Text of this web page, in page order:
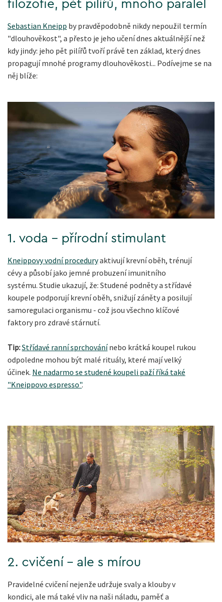
filozofie, pět pilířů, mnoho paralel
Sebastian Kneipp by pravděpodobně nikdy nepoužil termín
"dlouhověkost", a přesto je jeho učení dnes aktuálnější než
kdy jindy: jeho pět pilířů tvoří právě ten základ, který dnes
propagují mnohé programy dlouhověkosti... Podívejme se na
něj blíže:
1. voda - přírodní stimulant
Kneippovy vodní proceduryaktivují krevní oběh, trénují
cévy a působí jako jemné probuzení imunitního
systému. Studie ukazují, že: Studené podněty a střídavé
koupele podporují krevní oběh, snižují záněty a posilují
samoregulaci organismu - což jsou všechno klíčové
faktory pro zdravé stárnutí.
Tip:Střídavé ranní sprchovánínebo krátká koupel rukou
odpoledne mohou být malé rituály, které mají velký
účinek. Ne nadarmo se studené koupeli paží říká také
"Kneippovo espresso".
2. cvičení - ale s mírou
Pravidelné cvičení nejenže udržuje svaly a klouby v
kondici, ale má také vliv na naši náladu, paměť a